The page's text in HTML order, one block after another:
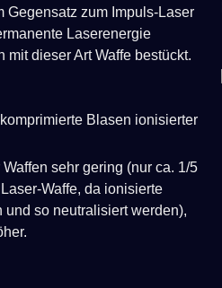
Gegensatz zum Impuls-Laser
Laserenergie
dieser Art Waffe bestückt.
Blasen ionisierter
sehr gering (nur ca. 1/5
Waffe, da ionisierte
so neutralisiert werden),